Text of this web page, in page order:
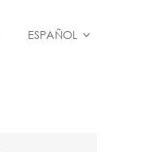
ESPAÑOL